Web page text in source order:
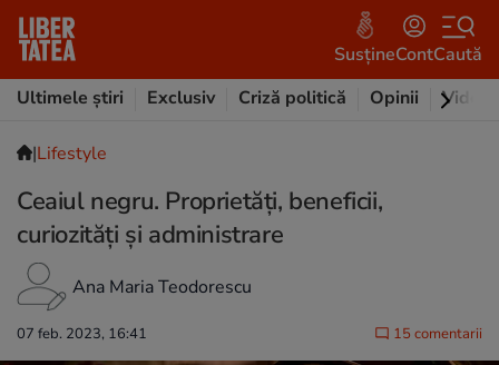
SusțineContCaută
Ultimele știri
Exclusiv Criză politică Opinii Video
|Lifestyle
Ceaiul negru. Proprietăți, beneficii,
curiozități și administrare
Ana Maria Teodorescu
07 feb. 2023, 16:41 15 comentarii